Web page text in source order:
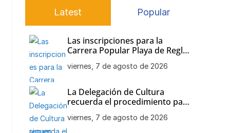
Latest Popular
Las inscripciones para la
Carrera Popular Playa de Regla
viernes, 7 de agosto de 2026
La Delegación de Cultura
recuerda el procedimiento para
teatralizadas al Castillo de
viernes, 7 de agosto de 2026